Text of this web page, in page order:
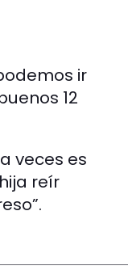
ir
12
veces es
reír